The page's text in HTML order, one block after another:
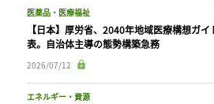
医薬品・医療福祉
【日本】厚労省、2040年地域医療構想ガイ
表。自治体主導の態勢構築急務
2026/07/12
エネルギー・資源